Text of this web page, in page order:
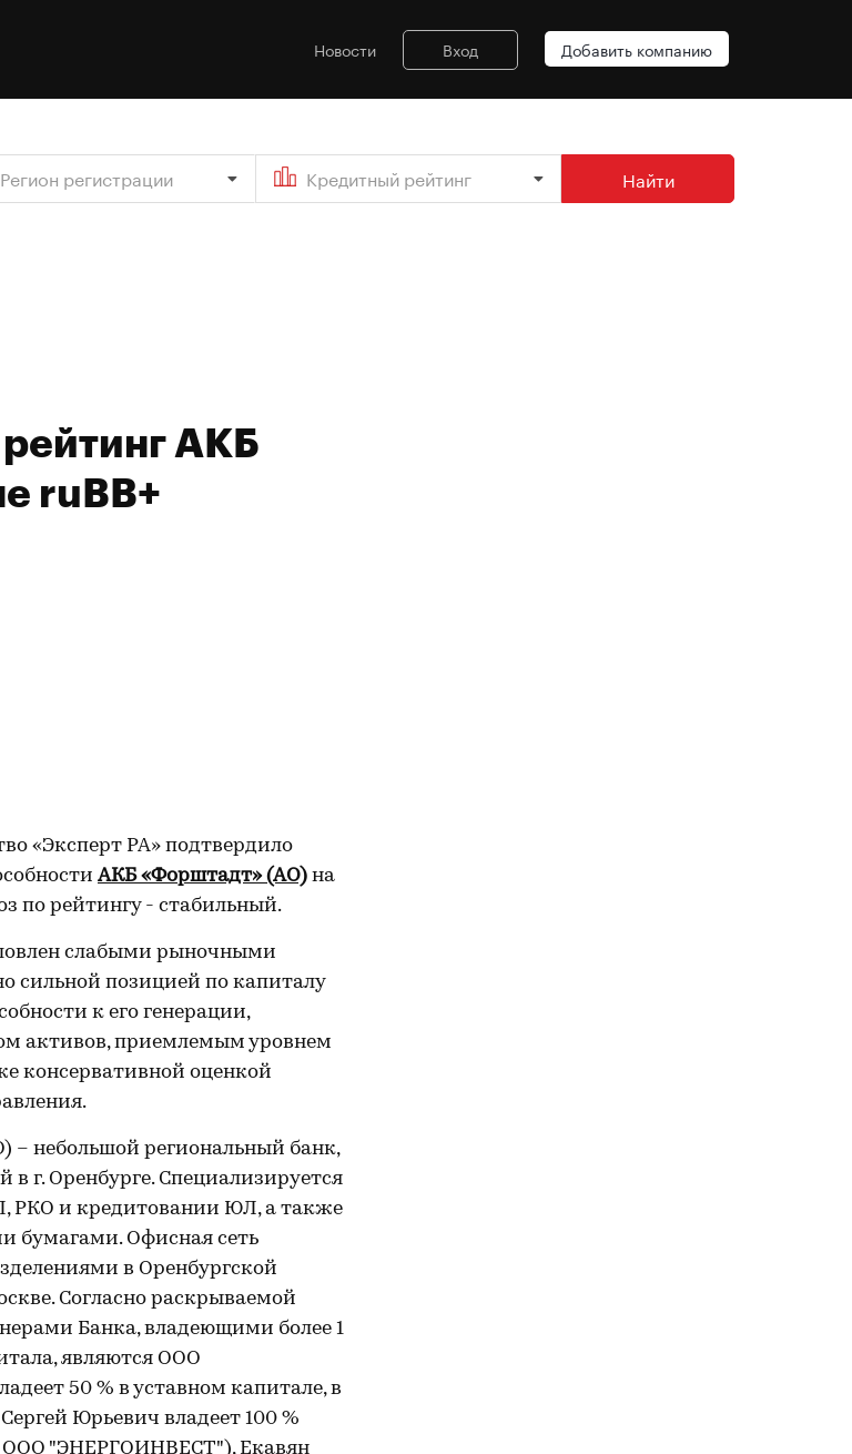
Новости Вход Добавить компанию
Регион регистрации Кредитный рейтинг Найти
АКБ
ruBB+
«Эксперт РА» подтвердило
АКБ «Форштадт» (АО) на
по рейтингу - стабильный.
слабыми рыночными
сильной позицией по капиталу
к его генерации,
активов, приемлемым уровнем
консервативной оценкой
– небольшой региональный банк,
в г. Оренбурге. Специализируется
РКО и кредитовании ЮЛ, а также
бумагами. Офисная сеть
в Оренбургской
Согласно раскрываемой
Банка, владеющими более 1
являются ООО
50 % в уставном капитале, в
Юрьевич владеет 100 %
ООО "ЭНЕРГОИНВЕСТ"), Екавян